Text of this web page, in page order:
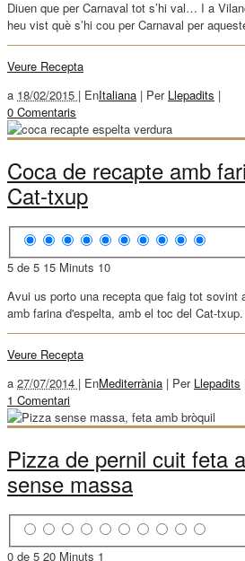
Diuen que per Carnaval tot s’hi val… I a
heu vist què s’hi cou per Carnaval per
Veure Recepta
a 18/02/2015 | EnItaliana | Per Llepadits |
0 Comentaris
Coca de recapte amb
Cat-txup
5 de 5 15 Minuts 10
Avui us porto una recepta que faig tot sovint
amb farina d'espelta, amb el toc del Cat-txup.
Veure Recepta
a 27/07/2014 | EnMediterrània | Per Llepadits
1 Comentari
Pizza de pernil cuit feta
sense massa
0 de 5 20 Minuts 1